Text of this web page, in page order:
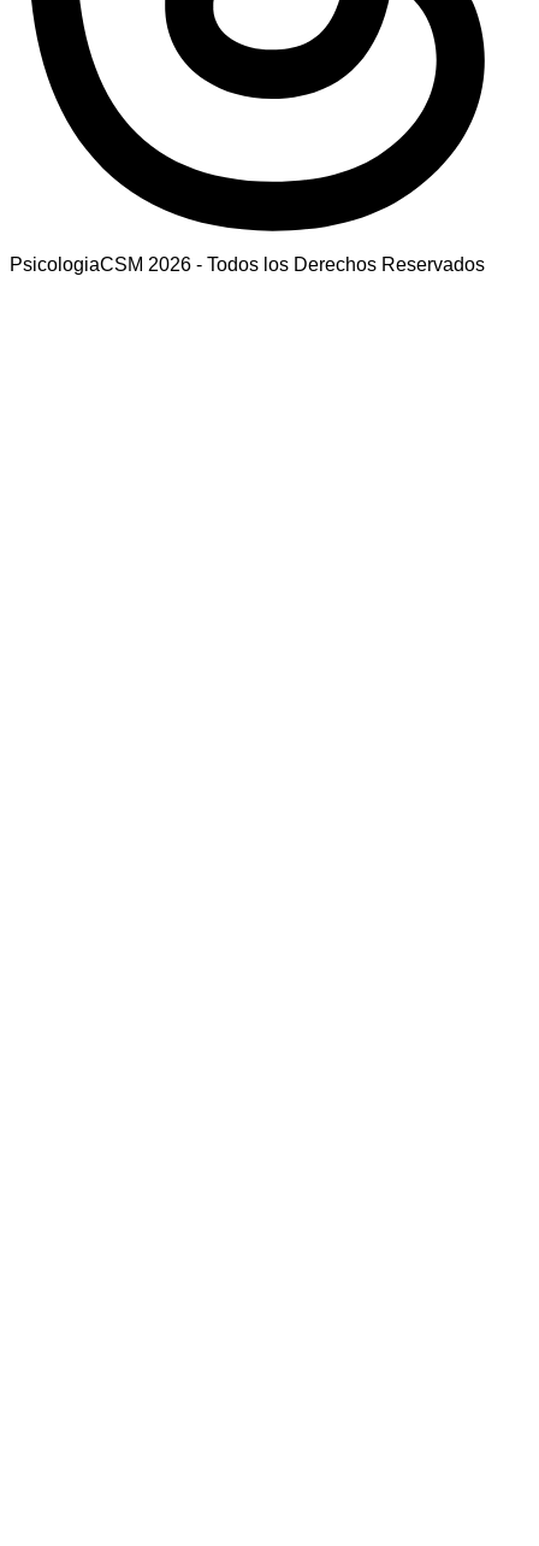
PsicologiaCSM 2026 - Todos los Derechos Reservados